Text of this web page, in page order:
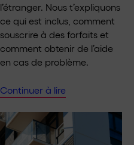
l’étranger. Nous t’expliquons
ce qui est inclus, comment
souscrire à des forfaits et
comment obtenir de l’aide
en cas de problème.
Continuer à lire